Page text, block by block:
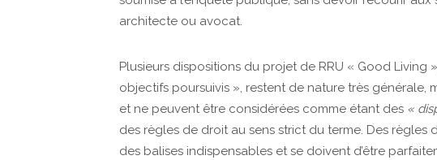
architecte ou avocat.
Plusieurs dispositions du projet de RRU « Good
objectifs poursuivis », restent de nature très générale,
et ne peuvent être considérées comme étant des «
des règles de droit au sens strict du terme. Des règles
des balises indispensables et se doivent d’être